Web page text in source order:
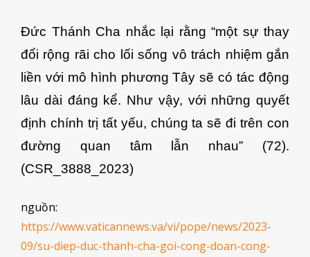
Đức Thánh Cha nhắc lại rằng “một sự thay
đổi rộng rãi cho lối sống vô trách nhiệm gắn
liền với mô hình phương Tây sẽ có tác động
lâu dài đáng kể. Như vậy, với những quyết
định chính trị tất yếu, chúng ta sẽ đi trên con
đường quan tâm lẫn nhau” (72).
(CSR_3888_2023)
nguồn:
https://www.vaticannews.va/vi/pope/news/2023-
09/su-diep-duc-thanh-cha-goi-cong-doan-cong-